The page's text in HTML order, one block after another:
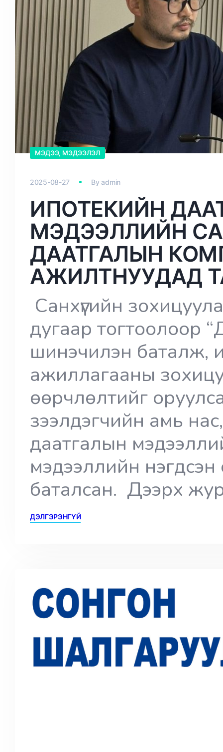
МЭДЭЭ, МЭДЭЭЛЭЛ
2025-08-27 Byadmin
ИПОТЕКИЙН
МЭДЭЭЛЛИЙН
ДААТГАЛЫН
АЖИЛТНУУДАД
Санхүүгийн
дугаар тогтоолоор
шинэчилэн баталж,
ажиллагааны
өөрчлөлтийг
зээлдэгчийн амь
даатгалын
мэдээллийн нэгдсэн
баталсан. Дээрх
ДЭЛГЭРЭНГҮЙ